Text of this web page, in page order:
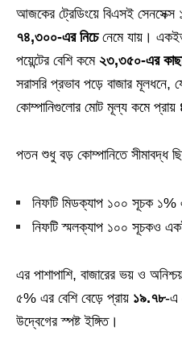
আজকের ট্রেডিংয়ে বিএসই সেনসেক্স
৭৪,৩০০-এর নিচেনেমে যায়।
পয়েন্টের বেশি কমে ২৩,৩৫০-এর
সরাসরি প্রভাব পড়ে বাজার মূলধনে,
কোম্পানিগুলোর মোট মূল্য কমে প্রায়
পতন শুধু বড় কোম্পানিতে সীমাবদ্ধ
নিফটি মিডক্যাপ ১০০ সূচক ১%
নিফটি স্মলক্যাপ ১০০ সূচকও
এর পাশাপাশি, বাজারের ভয় ও
৫% এর বেশি বেড়ে প্রায় ১৯.৭৮-এ
উদ্বেগের স্পষ্ট ইঙ্গিত।